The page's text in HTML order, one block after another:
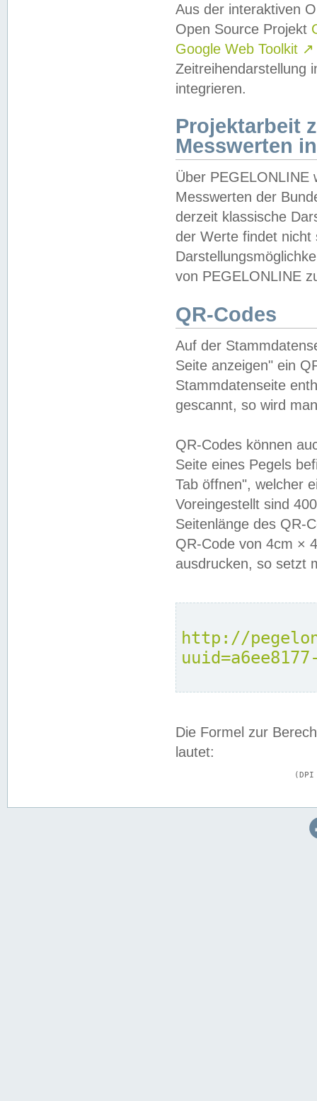
Aus der interaktiven
Open Source Projekt
Google Web Toolkit ↗
Zeitreihendarstellung
integrieren.
Projektarbeit
Messwerten
Über PEGELONLINE
Messwerten der
derzeit klassische
der Werte findet
von PEGELONLINE
QR-Codes
Auf der
Seite anzeigen" ein
Stammdatenseite
gescannt, so wird
QR-Codes können
Seite eines Pegels
Tab öffnen", welcher
Voreingestellt sind
Seitenlänge des QR-
QR-Code von 4cm ×
ausdrucken, so setzt
http://
Die Formel zur
lautet: